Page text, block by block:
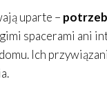
uparte –
spacerami ani
Ich